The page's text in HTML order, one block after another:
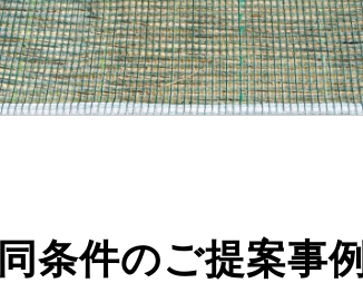
同条件のご提案事例